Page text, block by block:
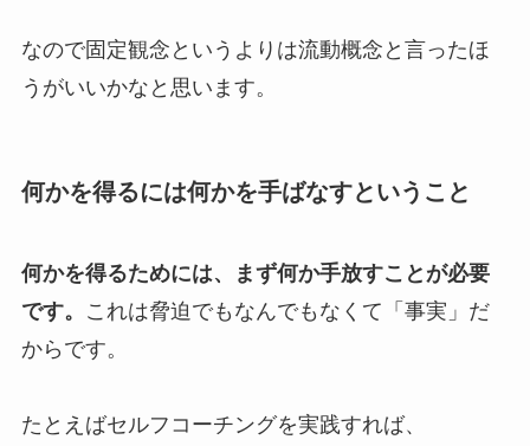
なので固定観念というよりは流動概念と言ったほ
うがいいかなと思います。
何かを得るには何かを手ばなすということ
何かを得るためには、まず何か手放すことが必要
です。
これは脅迫でもなんでもなくて「事実」だ
からです。
たとえばセルフコーチングを実践すれば、